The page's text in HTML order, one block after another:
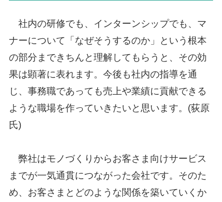
社内の研修でも、インターンシップでも、マ
ナーについて「なぜそうするのか」という根本
の部分まできちんと理解してもらうと、その効
果は顕著に表れます。今後も社内の指導を通
じ、事務職であっても売上や業績に貢献できる
ような職場を作っていきたいと思います。(荻原
氏)
弊社はモノづくりからお客さま向けサービス
までが一気通貫につながった会社です。そのた
め、お客さまとどのような関係を築いていくか